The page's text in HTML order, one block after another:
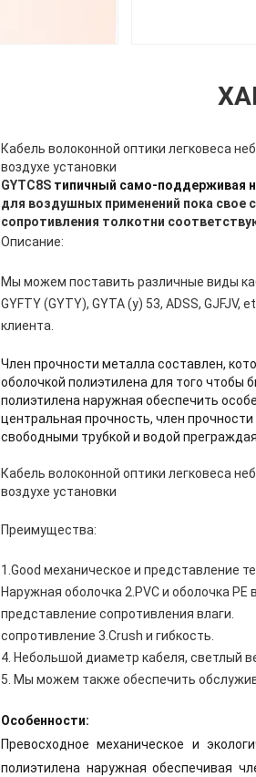
Кабель волоконной оптики легковеса
воздухе установки
GYTC8S типичный само-поддерживая
для воздушных применений пока свое
сопротивления толкотни
Описание:
Мы можем поставить различные виды
GYFTY (GYTY), GYTA (y) 53, ADSS,
клиента.
Член прочности металла составлен,
оболочкой полиэтилена для того чтобы
полиэтилена наружная обеспечить
центральная прочность, член
свободными трубкой и водой
Кабель волоконной оптики легковеса
воздухе установки
Преимущества:
1.Good механическое и представление
Наружная оболочка 2.PVC и оболочка
представление сопротивления влаги.
сопротивление 3.Crush и гибкость.
4. Небольшой диаметр кабеля, светлый
5. Мы можем также обеспечить
Особенности:
Превосходное механическое и
полиэтилена наружная обеспечивая